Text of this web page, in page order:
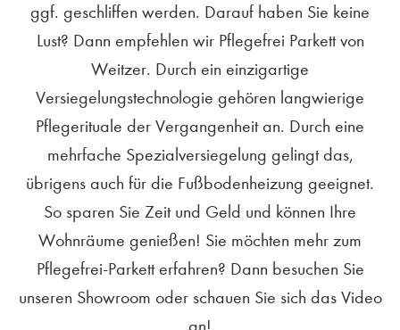
ggf. geschliffen werden. Darauf haben Sie keine
Lust? Dann empfehlen wir Pflegefrei Parkett von
Weitzer. Durch ein einzigartige
Versiegelungstechnologie gehören langwierige
Pflegerituale der Vergangenheit an. Durch eine
mehrfache Spezialversiegelung gelingt das,
übrigens auch für die Fußbodenheizung geeignet.
So sparen Sie Zeit und Geld und können Ihre
Wohnräume genießen! Sie möchten mehr zum
Pflegefrei-Parkett erfahren? Dann besuchen Sie
unseren Showroom oder schauen Sie sich das Video
an!